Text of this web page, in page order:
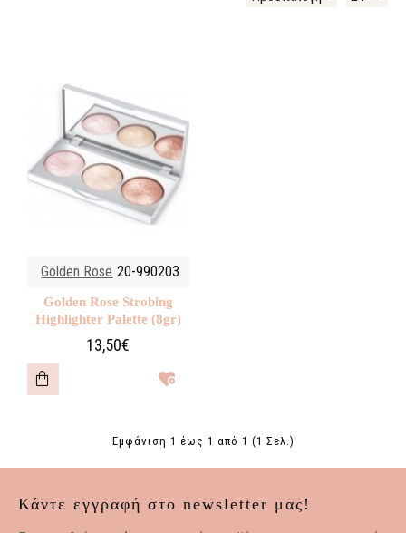
Golden Rose 20-990203
Golden Rose Strobing
Highlighter Palette (8gr)
13,50€
Εμφάνιση 1 έως 1 από 1 (1 Σελ.)
Κάντε εγγραφή στο newsletter μας!